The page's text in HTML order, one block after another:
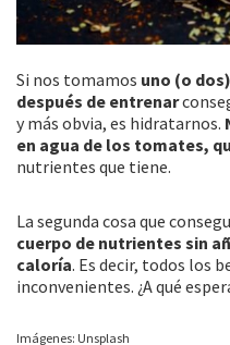
Si nos tomamos uno (o
después de entrenar
y más obvia, es hidratarnos.
en agua de los tomates,
nutrientes que tiene.
La segunda cosa que
cuerpo de nutrientes sin
caloría. Es decir, todos los
inconvenientes. ¿A qué
Imágenes: Unsplash